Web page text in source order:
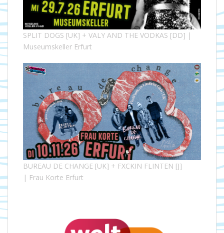
SPLIT DOGS [UK] + VALY AND THE VODKAS [DD] |
Museumskeller Erfurt
BUREAU DE CHANGE [UK] + FXCKIN FLINTEN [J]
| Frau Korte Erfurt